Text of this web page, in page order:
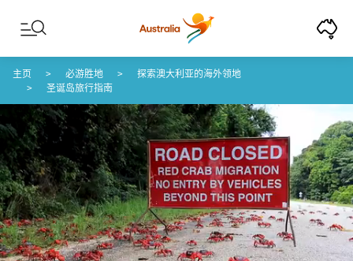
Skip to content
Skip to footer navigation
主页 必游胜地
探索澳大利亚的海外领地
圣诞岛旅行指南